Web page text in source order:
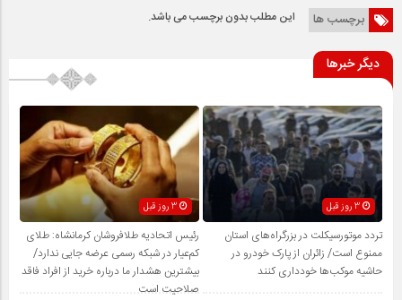
برچسب ها این مطلب بدون برچسب می باشد.
دیگر خبرها
3 روز قبل
تردد موتورسیکلت در بزرگراه‌های استان
ممنوع است/ زائران از پارک خودرو در
حاشیه موکب‌ها خودداری کنند
رئیس اتحادیه طلافروشان کرمانشاه: طلای
کم‌عیار در شبکه رسمی عرضه جایی ندارد/
بیشترین هشدار ما درباره خرید از افراد فاقد
صلاحیت است